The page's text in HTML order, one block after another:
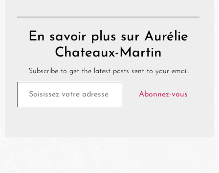
En savoir plus sur Aurélie
Chateaux-Martin
Subscribe to get the latest posts sent to your email.
Abonnez-vous